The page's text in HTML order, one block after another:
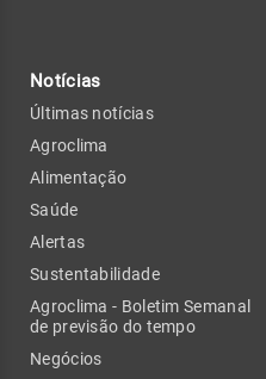
Notícias
Últimas notícias
Agroclima
Alimentação
Saúde
Alertas
Sustentabilidade
Agroclima - Boletim Semanal
de previsão do tempo
Negócios